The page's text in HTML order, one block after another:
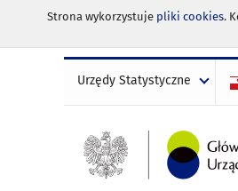
Strona wykorzystuje pliki cookies.
Urzędy Statystyczne